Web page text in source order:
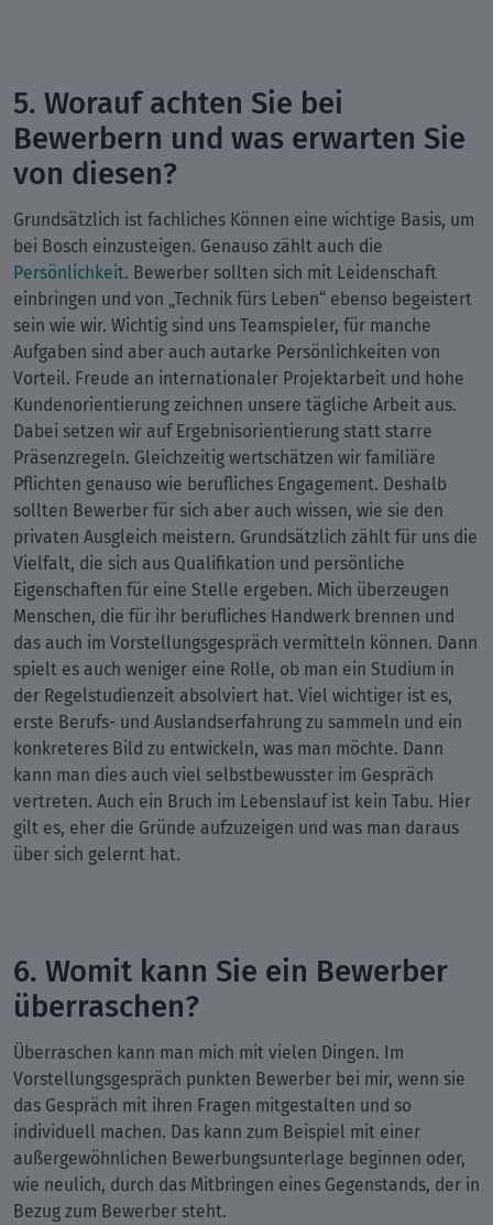
5. Worauf achten Sie bei
Bewerbern und was erwarten Sie
von diesen?
Grundsätzlich ist fachliches Können eine wichtige Basis, um
bei Bosch einzusteigen. Genauso zählt auch die
Persönlichkeit. Bewerber sollten sich mit Leidenschaft
einbringen und von „Technik fürs Leben“ ebenso begeistert
sein wie wir. Wichtig sind uns Teamspieler, für manche
Aufgaben sind aber auch autarke Persönlichkeiten von
Vorteil. Freude an internationaler Projektarbeit und hohe
Kundenorientierung zeichnen unsere tägliche Arbeit aus.
Dabei setzen wir auf Ergebnisorientierung statt starre
Präsenzregeln. Gleichzeitig wertschätzen wir familiäre
Pflichten genauso wie berufliches Engagement. Deshalb
sollten Bewerber für sich aber auch wissen, wie sie den
privaten Ausgleich meistern. Grundsätzlich zählt für uns die
Vielfalt, die sich aus Qualifikation und persönliche
Eigenschaften für eine Stelle ergeben. Mich überzeugen
Menschen, die für ihr berufliches Handwerk brennen und
das auch im Vorstellungsgespräch vermitteln können. Dann
spielt es auch weniger eine Rolle, ob man ein Studium in
der Regelstudienzeit absolviert hat. Viel wichtiger ist es,
erste Berufs- und Auslandserfahrung zu sammeln und ein
konkreteres Bild zu entwickeln, was man möchte. Dann
kann man dies auch viel selbstbewusster im Gespräch
vertreten. Auch ein Bruch im Lebenslauf ist kein Tabu. Hier
gilt es, eher die Gründe aufzuzeigen und was man daraus
über sich gelernt hat.
6. Womit kann Sie ein Bewerber
überraschen?
Überraschen kann man mich mit vielen Dingen. Im
Vorstellungsgespräch punkten Bewerber bei mir, wenn sie
das Gespräch mit ihren Fragen mitgestalten und so
individuell machen. Das kann zum Beispiel mit einer
außergewöhnlichen Bewerbungsunterlage beginnen oder,
wie neulich, durch das Mitbringen eines Gegenstands, der in
Bezug zum Bewerber steht.